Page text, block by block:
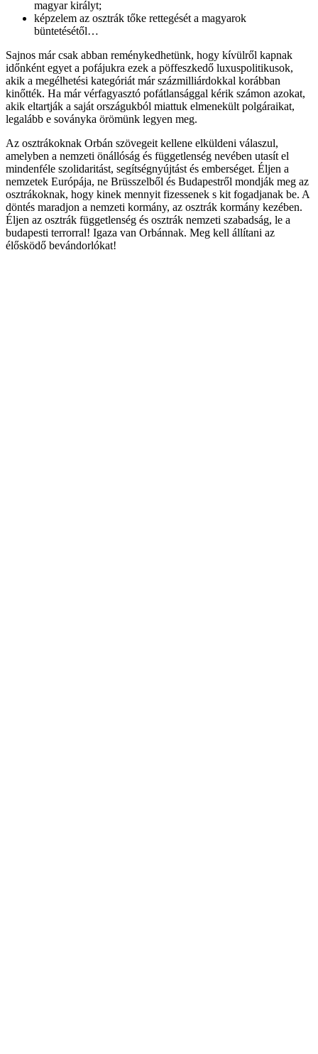
magyar királyt;
képzelem az osztrák tőke rettegését a magyarok
büntetésétől…
Sajnos már csak abban reménykedhetünk, hogy kívülről kapnak
időnként egyet a pofájukra ezek a pöffeszkedő luxuspolitikusok,
akik a megélhetési kategóriát már százmilliárdokkal korábban
kinőtték. Ha már vérfagyasztó pofátlansággal kérik számon azokat,
akik eltartják a saját országukból miattuk elmenekült polgáraikat,
legalább e soványka örömünk legyen meg.
Az osztrákoknak Orbán szövegeit kellene elküldeni válaszul,
amelyben a nemzeti önállóság és függetlenség nevében utasít el
mindenféle szolidaritást, segítségnyújtást és emberséget. Éljen a
nemzetek Európája, ne Brüsszelből és Budapestről mondják meg az
osztrákoknak, hogy kinek mennyit fizessenek s kit fogadjanak be. A
döntés maradjon a nemzeti kormány, az osztrák kormány kezében.
Éljen az osztrák függetlenség és osztrák nemzeti szabadság, le a
budapesti terrorral! Igaza van Orbánnak. Meg kell állítani az
élősködő bevándorlókat!